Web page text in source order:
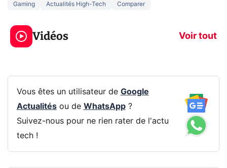
Gaming Actualités High-Tech Comparer
Vidéos Voir tout
3 écrans en 1 pour
319€ ? Voici L'AOC
CQ32G4ZA !
prochaine
Vous êtes un utilisateur de Google
Actualitésou de WhatsApp?
Suivez-nous pour ne rien rater de l'actu
tech !